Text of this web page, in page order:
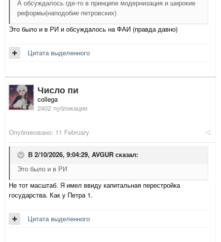
А обсуждалось где-то в принципе модернизация и широкие
реформы(наподобие петровских)
Это было и в РИ и обсуждалось на ФАИ (правда давно)
Цитата выделенного
Число пи
collega
2402 публикации
Опубликовано: 11 February
В 2/10/2026, 9:04:29, AVGUR сказал:
Это было и в РИ
Не тот масштаб. Я имел ввиду капитальная перестройка
государства. Как у Петра 1.
Цитата выделенного